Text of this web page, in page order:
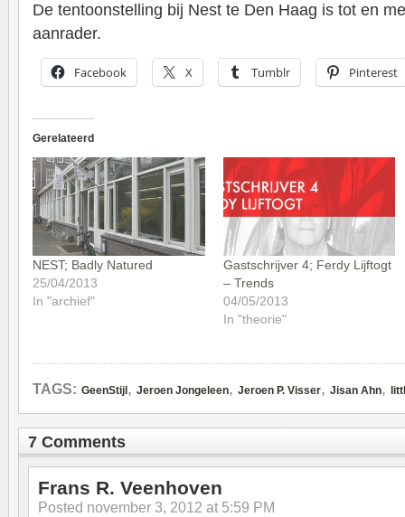
De tentoonstelling bij Nest te Den Haag is tot en
aanrader.
Facebook X Tumblr Pinterest
Gerelateerd
NEST; Badly Natured
25/04/2013
In "archief"
Gastschrijver 4; Ferdy Lijftogt
– Trends
04/05/2013
In "theorie"
TAGS: GeenStijl, Jeroen Jongeleen, Jeroen P. Visser, Jisan Ahn,
7 Comments
Frans R. Veenhoven
Posted november 3, 2012 at 5:59 PM